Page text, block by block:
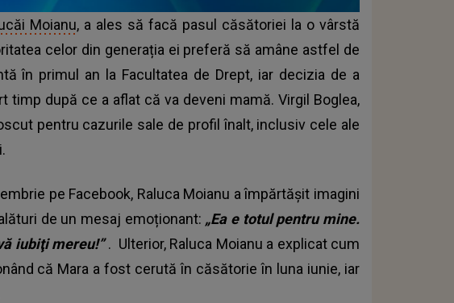
Moianu, a ales să facă pasul căsătoriei la o vârstă
celor din generația ei preferă să amâne astfel de
în primul an la Facultatea de Drept, iar decizia de a
timp după ce a aflat că va deveni mamă. Virgil Boglea,
pentru cazurile sale de profil înalt, inclusiv cele ale
pe Facebook, Raluca Moianu a împărtășit imagini
de un mesaj emoționant: „Ea e totul pentru mine.
iubiţi mereu!”. Ulterior, Raluca Moianu a explicat cum
că Mara a fost cerută în căsătorie în luna iunie, iar